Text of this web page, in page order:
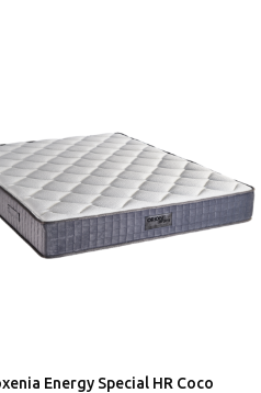
Energy Special HR Coco